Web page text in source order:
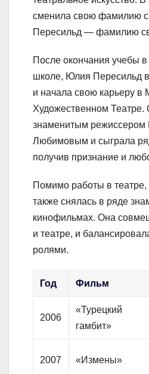
сменила свою фамилию
Пересильд — фамилию
После окончания учебы
школе, Юлия Пересильд
и начала свою карьеру в
Художественном Театре.
знаменитым
Любимовым и сыграла
получив признание и
Помимо работы в
также снялась в ряде
кинофильмах. Она
и театре, и
ролями.
Год Фильм
2006
«Турецкий
гамбит»
2007 «Измены»